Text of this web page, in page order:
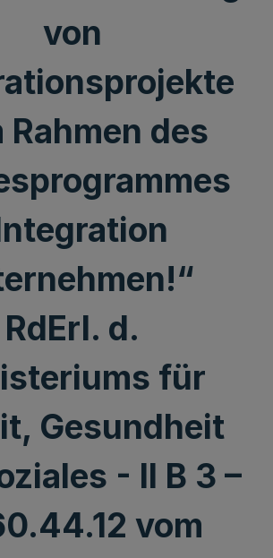
von
Rahmen des
RdErl. d.
für
Gesundheit
- II B 3 –
vom